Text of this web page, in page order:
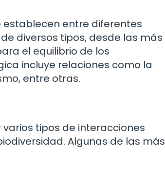
establecen entre diferentes
diversos tipos, desde las más
el equilibrio de los
incluye relaciones como la
entre otras.
varios tipos de interacciones
Algunas de las más